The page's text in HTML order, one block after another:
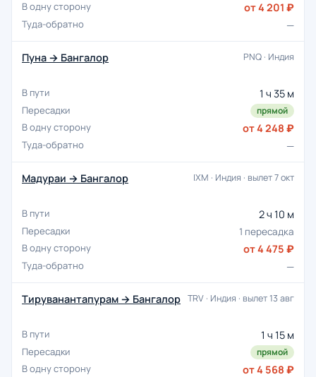
от 4 201 ₽
—
Пуна → Бангалор PNQ · Индия
1 ч 35 м
прямой
от 4 248 ₽
—
Мадураи → Бангалор IXM · Индия · вылет 7 окт
2 ч 10 м
1 пересадка
от 4 475 ₽
—
Тируванантапурам → Бангалор TRV · Индия · вылет 13 авг
1 ч 15 м
прямой
от 4 568 ₽